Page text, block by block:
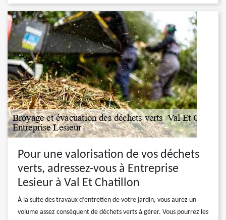
Pour une valorisation de vos déchets
verts, adressez-vous à Entreprise
Lesieur à Val Et Chatillon
À la suite des travaux d’entretien de votre jardin, vous aurez un
volume assez conséquent de déchets verts à gérer. Vous pourrez les